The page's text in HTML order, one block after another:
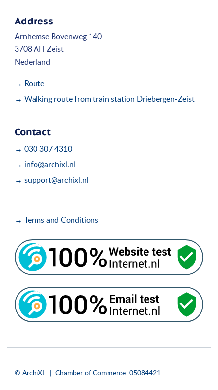
Address
Arnhemse Bovenweg 140
3708 AH Zeist
Nederland
→ Route
→ Walking route from train station Driebergen-Zeist
Contact
→ 030 307 4310
→ info@archixl.nl
→ support@archixl.nl
→ Terms and Conditions
© ArchiXL | Chamber of Commerce 05084421